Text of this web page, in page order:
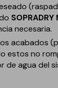
SOPRADRY
necesaria.
acabados
estos no
de agua del